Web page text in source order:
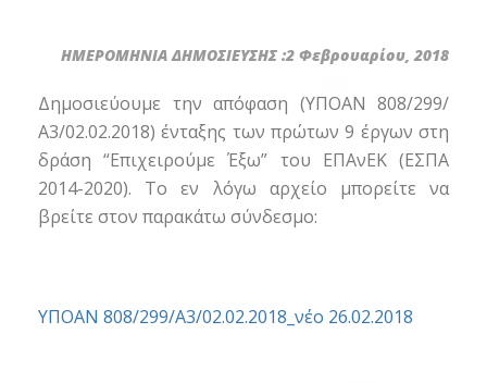
ΗΜΕΡΟΜΗΝΙΑ ΔΗΜΟΣΙΕΥΣΗΣ :2 Φεβρουαρίου, 2018
Δημοσιεύουμε την απόφαση (ΥΠΟΑΝ 808/299/
Α3/02.02.2018) ένταξης των πρώτων 9 έργων στη
δράση “Επιχειρούμε Έξω” του ΕΠΑνΕΚ (ΕΣΠΑ
2014-2020). Το εν λόγω αρχείο μπορείτε να
βρείτε στον παρακάτω σύνδεσμο:
ΥΠΟΑΝ 808/299/Α3/02.02.2018_νέο 26.02.2018